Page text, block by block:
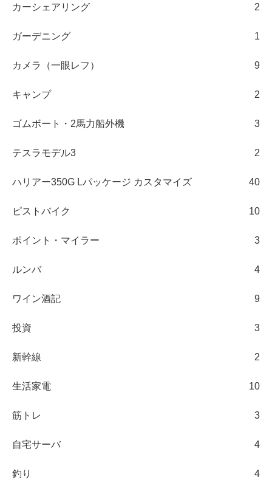
カーシェアリング 2
ガーデニング 1
カメラ（一眼レフ） 9
キャンプ 2
ゴムボート・2馬力船外機 3
テスラモデル3 2
ハリアー350G Lパッケージ カスタマイズ 40
ピストバイク 10
ポイント・マイラー 3
ルンバ 4
ワイン酒記 9
投資 3
新幹線 2
生活家電 10
筋トレ 3
自宅サーバ 4
釣り 4